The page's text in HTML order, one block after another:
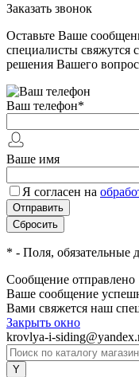
Заказать звонок
Оставьте Ваше
специалисты свяжутся
решения Вашего
Ваш телефон*
Ваше имя
Я согласен на
* - Поля, обязательные
Сообщение отправлено
Ваше сообщение
Вами свяжется наш
Закрыть окно
krovlya-i-